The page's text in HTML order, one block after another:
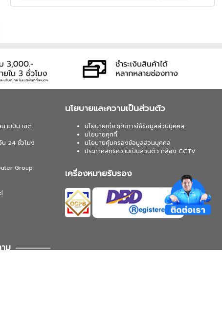
ามบิน เขต
24 ชั่วโมง
Group
นโยบายและความเป็นส่วนตัว
นโยบายเกี่ยวกับการใช้ข้อมูลส่วนบุคคล
นโยบายคุกกี้
นโยบายคุ้มครองข้อมูลส่วนบุคคล
ประกาศสิทธิความเป็นส่วนตัว กล้อง CCTV
เครื่องหมายรับรอง
ม